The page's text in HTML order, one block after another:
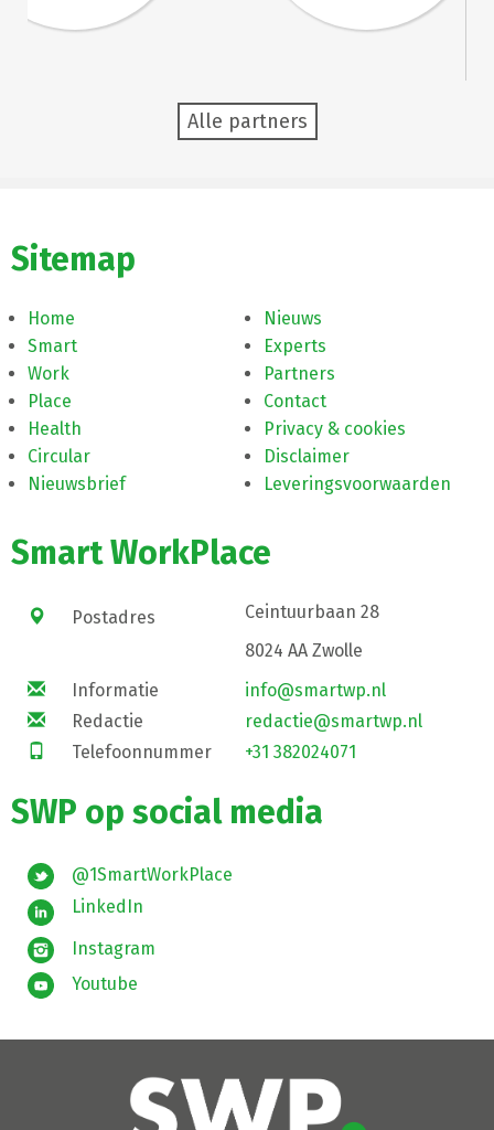
Alle partners
Sitemap
Home
Smart
Work
Place
Health
Circular
Nieuwsbrief
Nieuws
Experts
Partners
Contact
Privacy & cookies
Disclaimer
Leveringsvoorwaarden
Smart WorkPlace
Postadres
Ceintuurbaan 28
8024 AA Zwolle
Informatie
info@smartwp.nl
Redactie
redactie@smartwp.nl
Telefoonnummer
+31 382024071
SWP op social media
@1SmartWorkPlace
LinkedIn
Instagram
Youtube